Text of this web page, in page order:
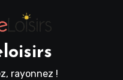
rayonnez !